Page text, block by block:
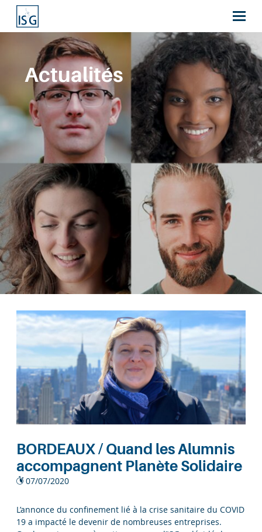
Actualités
BORDEAUX / Quand les Alumnis
accompagnent Planète Solidaire
07/07/2020
L’annonce du confinement lié à la crise sanitaire du COVID
19 a impacté le devenir de nombreuses entreprises.